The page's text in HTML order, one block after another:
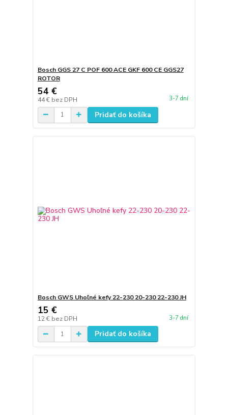
Bosch GGS 27 C POF 600 ACE GKF 600 CE GGS27
ROTOR
54 €
44 € bez DPH 3-7 dní
Pridať do košíka
Bosch GWS Uhoľné kefy 22-230 20-230 22-230 JH
15 €
12 € bez DPH 3-7 dní
Pridať do košíka